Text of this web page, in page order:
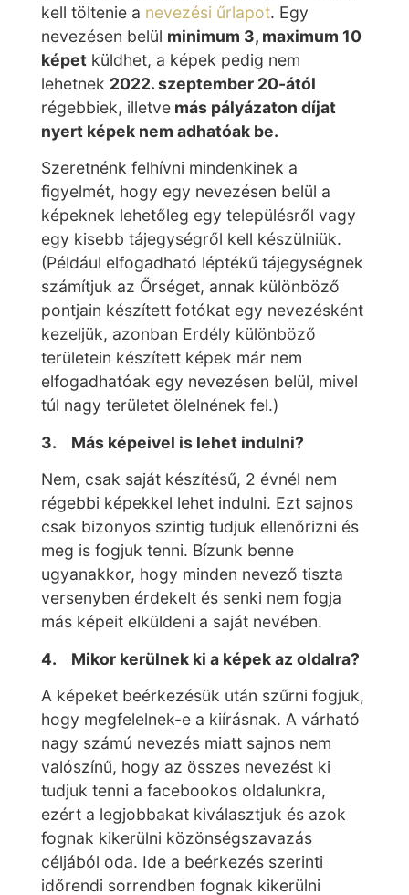
kell töltenie a nevezési űrlapot. Egy
nevezésen belül minimum 3, maximum 10
képet küldhet, a képek pedig nem
lehetnek 2022. szeptember 20-ától
régebbiek, illetve más pályázaton díjat
nyert képek nem adhatóak be.
Szeretnénk felhívni mindenkinek a
figyelmét, hogy egy nevezésen belül a
képeknek lehetőleg egy településről vagy
egy kisebb tájegységről kell készülniük.
(Például elfogadható léptékű tájegységnek
számítjuk az Őrséget, annak különböző
pontjain készített fotókat egy nevezésként
kezeljük, azonban Erdély különböző
területein készített képek már nem
elfogadhatóak egy nevezésen belül, mivel
túl nagy területet ölelnének fel.)
3. Más képeivel is lehet indulni?
Nem, csak saját készítésű, 2 évnél nem
régebbi képekkel lehet indulni. Ezt sajnos
csak bizonyos szintig tudjuk ellenőrizni és
meg is fogjuk tenni. Bízunk benne
ugyanakkor, hogy minden nevező tiszta
versenyben érdekelt és senki nem fogja
más képeit elküldeni a saját nevében.
4. Mikor kerülnek ki a képek az oldalra?
A képeket beérkezésük után szűrni fogjuk,
hogy megfelelnek-e a kiírásnak. A várható
nagy számú nevezés miatt sajnos nem
valószínű, hogy az összes nevezést ki
tudjuk tenni a facebookos oldalunkra,
ezért a legjobbakat kiválasztjuk és azok
fognak kikerülni közönségszavazás
céljából oda. Ide a beérkezés szerinti
időrendi sorrendben fognak kikerülni